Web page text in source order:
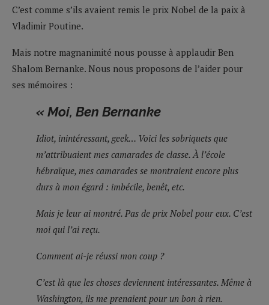
C’est comme s’ils avaient remis le prix Nobel de la paix à
Vladimir Poutine.
Mais notre magnanimité nous pousse à applaudir Ben
Shalom Bernanke. Nous nous proposons de l’aider pour
ses mémoires :
« Moi, Ben Bernanke
Idiot, inintéressant, geek… Voici les sobriquets que
m’attribuaient mes camarades de classe. À l’école
hébraïque, mes camarades se montraient encore plus
durs à mon égard : imbécile, benêt, etc.
Mais je leur ai montré. Pas de prix Nobel pour eux. C’est
moi qui l’ai reçu.
Comment ai-je réussi mon coup ?
C’est là que les choses deviennent intéressantes. Même à
Washington, ils me prenaient pour un bon à rien.